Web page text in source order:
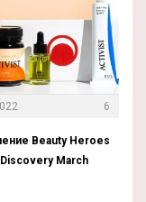
6
Beauty Heroes
March